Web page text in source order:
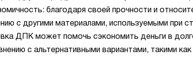
благодаря своей прочности и
с другими материалами, используемыми при
ДПК может помочь сэкономить деньги в
с альтернативными вариантами, такими